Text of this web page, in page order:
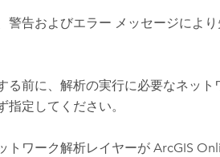
警告およびエラー メッセージによ
る前に、解析の実行に必要なネッ
定してください。
トワーク解析レイヤーが ArcGIS